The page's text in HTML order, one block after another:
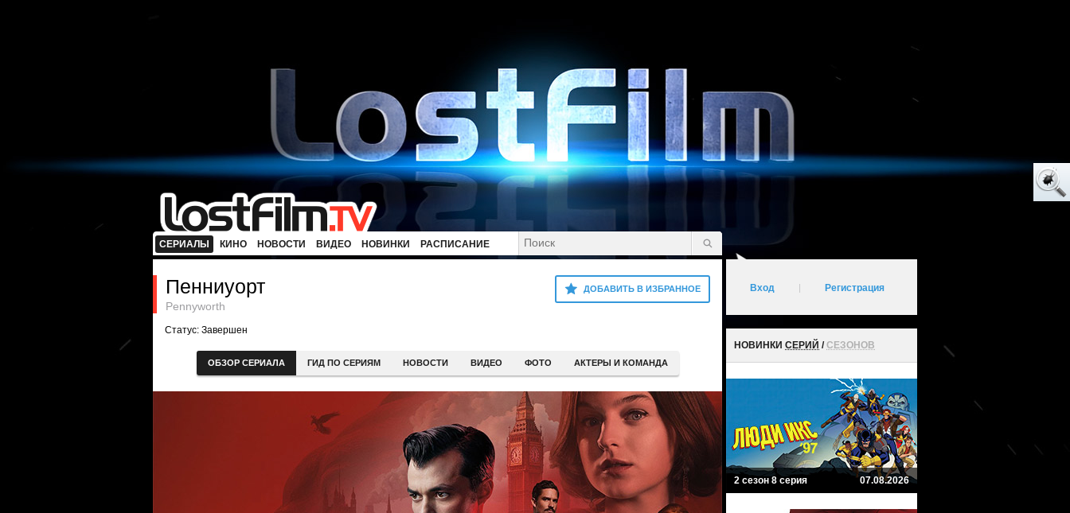
СЕРИАЛЫ КИНО НОВОСТИ ВИДЕО НОВИНКИ РАСПИСАНИЕ
ДОБАВИТЬ В ИЗБРАННОЕ
Пенниуорт
Pennyworth
Статус: Завершен
ОБЗОР СЕРИАЛА ГИД ПО СЕРИЯМ НОВОСТИ ВИДЕО ФОТО АКТЕРЫ И КОМАНДА
Вход Регистрация
НОВИНКИ СЕРИЙ /СЕЗОНОВ
2 сезон 8 серия 07.08.2026